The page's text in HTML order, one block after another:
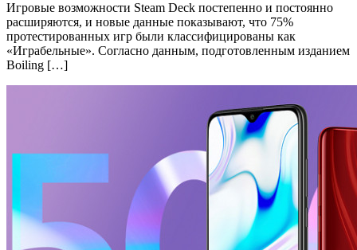
Игровые возможности Steam Deck постепенно и постоянно
расширяются, и новые данные показывают, что 75%
протестированных игр были классифицированы как
«Играбельные». Согласно данным, подготовленным изданием
Boiling […]